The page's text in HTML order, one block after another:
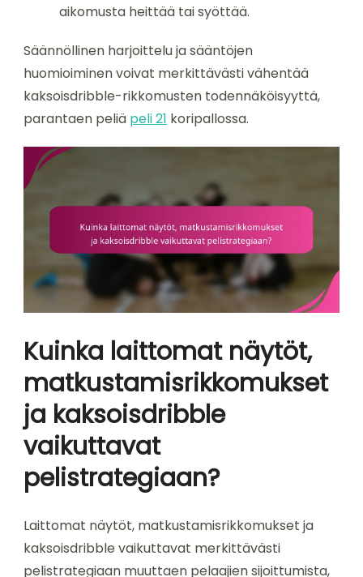
aikomusta heittää tai syöttää.
Säännöllinen harjoittelu ja sääntöjen
huomioiminen voivat merkittävästi vähentää
kaksoisdribble-rikkomusten todennäköisyyttä,
parantaen peliä peli 21 koripallossa.
Kuinka laittomat näytöt,
matkustamisrikkomukset
ja kaksoisdribble
vaikuttavat
pelistrategiaan?
Laittomat näytöt, matkustamisrikkomukset ja
kaksoisdribble vaikuttavat merkittävästi
pelistrategiaan muuttaen pelaajien sijoittumista,